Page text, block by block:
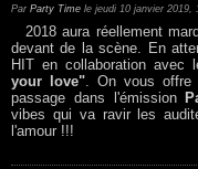
Par Party Time le jeudi 10 janvier 2019,
2018 aura réellement
devant de la scène. En
HIT en collaboration avec
your love". On vous offre
passage dans l'émission
vibes qui va ravir les
l'amour !!!